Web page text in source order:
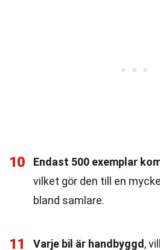
10 Endast 500 exemplar
vilket gör den till en
bland samlare.
11 Varje bil är handbyggd ,